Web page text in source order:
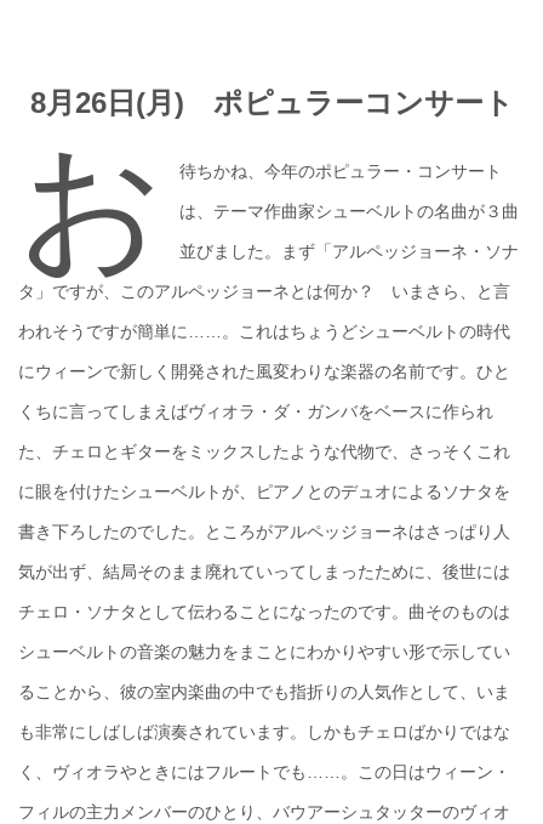
8月26日(月) ポピュラーコンサート
お 待ちかね、今年のポピュラー・コンサート
は、テーマ作曲家シューベルトの名曲が３曲
並びました。まず「アルペッジョーネ・ソナ
タ」ですが、このアルペッジョーネとは何か？ いまさら、と言
われそうですが簡単に……。これはちょうどシューベルトの時代
にウィーンで新しく開発された風変わりな楽器の名前です。ひと
くちに言ってしまえばヴィオラ・ダ・ガンバをベースに作られ
た、チェロとギターをミックスしたような代物で、さっそくこれ
に眼を付けたシューベルトが、ピアノとのデュオによるソナタを
書き下ろしたのでした。ところがアルペッジョーネはさっぱり人
気が出ず、結局そのまま廃れていってしまったために、後世には
チェロ・ソナタとして伝わることになったのです。曲そのものは
シューベルトの音楽の魅力をまことにわかりやすい形で示してい
ることから、彼の室内楽曲の中でも指折りの人気作として、いま
も非常にしばしば演奏されています。しかもチェロばかりではな
く、ヴィオラやときにはフルートでも……。この日はウィーン・
フィルの主力メンバーのひとり、バウアーシュタッターのヴィオ